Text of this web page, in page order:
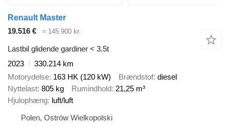
Renault Master
19.516 €
≈ 145.900 kr.
Lastbil glidende gardiner < 3.5t
2023
330.214 km
Motorydelse 163 HK (120 kW) Brændstof diesel
Nyttelast 805 kg Rumindhold 21,25 m³
Hjulophæng luft/luft
Polen, Ostrów Wielkopolski